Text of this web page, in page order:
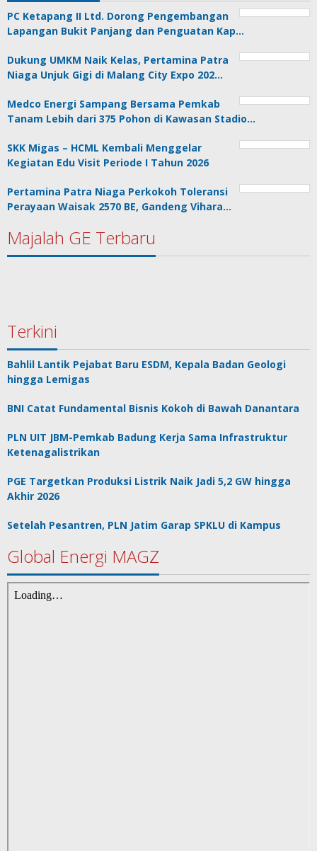
PC Ketapang II Ltd. Dorong Pengembangan
Lapangan Bukit Panjang dan Penguatan Kap…
Dukung UMKM Naik Kelas, Pertamina Patra
Niaga Unjuk Gigi di Malang City Expo 202…
Medco Energi Sampang Bersama Pemkab
Tanam Lebih dari 375 Pohon di Kawasan Stadio…
SKK Migas – HCML Kembali Menggelar
Kegiatan Edu Visit Periode I Tahun 2026
Pertamina Patra Niaga Perkokoh Toleransi
Perayaan Waisak 2570 BE, Gandeng Vihara…
Majalah GE Terbaru
Terkini
Bahlil Lantik Pejabat Baru ESDM, Kepala Badan Geologi
hingga Lemigas
BNI Catat Fundamental Bisnis Kokoh di Bawah Danantara
PLN UIT JBM-Pemkab Badung Kerja Sama Infrastruktur
Ketenagalistrikan
PGE Targetkan Produksi Listrik Naik Jadi 5,2 GW hingga
Akhir 2026
Setelah Pesantren, PLN Jatim Garap SPKLU di Kampus
Global Energi MAGZ